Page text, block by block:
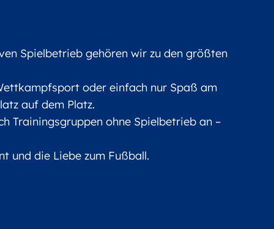
Spielbetrieb gehören wir zu den größten
oder einfach nur Spaß am
auf dem Platz.
Trainingsgruppen ohne Spielbetrieb an –
und die Liebe zum Fußball.